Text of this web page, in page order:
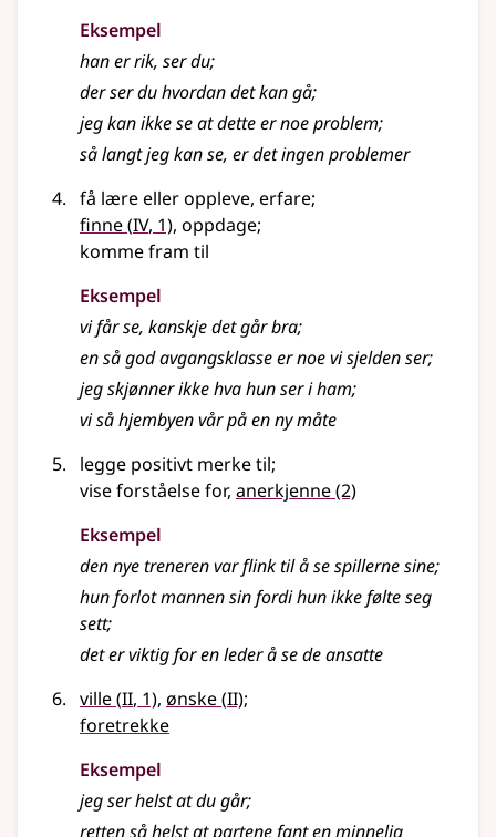
Eksempel
han er rik, ser du;
der ser du hvordan det kan gå;
jeg kan ikke se at dette er noe problem;
så langt jeg kan se, er det ingen problemer
få lære eller oppleve, erfare;
finne(4
IV, 1), oppdage;
komme fram til
Eksempel
vi får se, kanskje det går bra;
en så god avgangsklasse er noe vi sjelden ser;
jeg skjønner ikke hva hun ser i ham;
vi så hjembyen vår på en ny måte
legge positivt merke til;
vise forståelse for, anerkjenne(2)
Eksempel
den nye treneren var flink til å se spillerne sine;
hun forlot mannen sin fordi hun ikke følte seg
sett;
det er viktig for en leder å se de ansatte
ville(2
II, 1), ønske(2
II);
foretrekke
Eksempel
jeg ser helst at du går;
retten så helst at partene fant en minnelig